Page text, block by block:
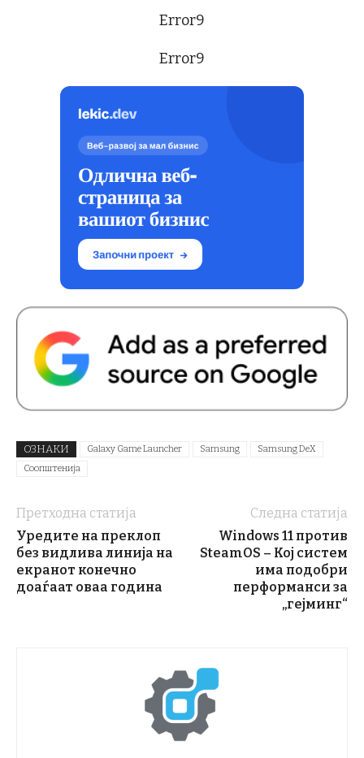
Error9
Error9
ОЗНАКИ Galaxy Game Launcher Samsung
Samsung DeX
Соопштенија
Претходна статија
Уредите на преклоп
без видлива линија на
екранот конечно
доаѓаат оваа година
Следна статија
Windows 11 против
SteamOS – Кој систем
има подобри
перформанси за
„гејминг“